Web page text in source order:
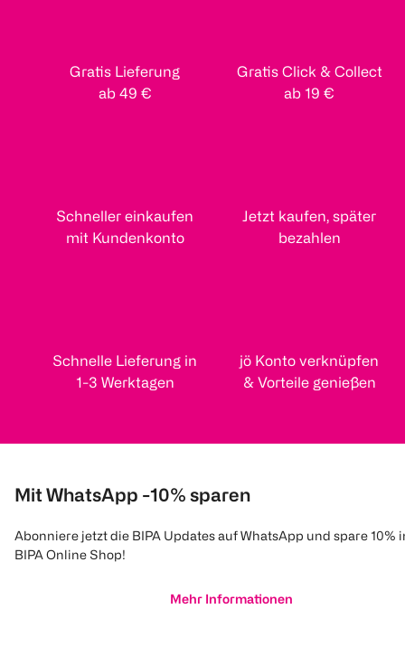
Gratis Lieferung
ab 49 €
Gratis Click & Collect
ab 19 €
Schneller einkaufen
mit Kundenkonto
Jetzt kaufen, später
bezahlen
Schnelle Lieferung in
1-3 Werktagen
jö Konto verknüpfen
& Vorteile genießen
Mit WhatsApp -10% sparen
Abonniere jetzt die BIPA Updates auf WhatsApp und spare 10%
BIPA Online Shop!
Mehr Informationen